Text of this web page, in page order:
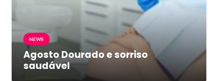
NEWS
Agosto Dourado e sorriso
saudável